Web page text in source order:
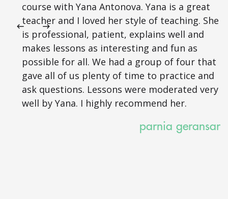
course with Yana Antonova. Yana is a great
teacher and I loved her style of teaching. She
is professional, patient, explains well and
makes lessons as interesting and fun as
possible for all. We had a group of four that
gave all of us plenty of time to practice and
ask questions. Lessons were moderated very
well by Yana. I highly recommend her.
parnia geransar